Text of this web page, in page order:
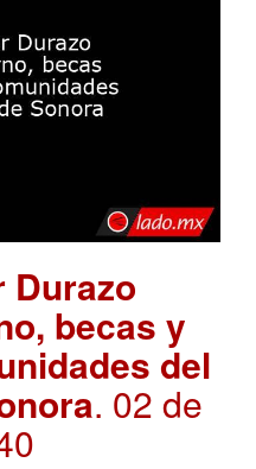
Durazo
becas y
del
. 02 de